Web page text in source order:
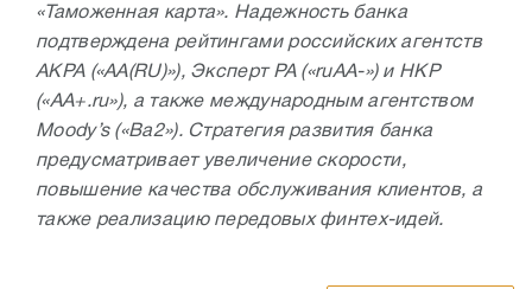
«Таможенная карта». Надежность банка
подтверждена рейтингами российских агентств
АКРА («АА(RU)»), Эксперт РА («ruAA-») и НКР
(«АA+.ru»), а также международным агентством
Moody’s («Ba2»). Стратегия развития банка
предусматривает увеличение скорости,
повышение качества обслуживания клиентов, а
также реализацию передовых финтех-идей.